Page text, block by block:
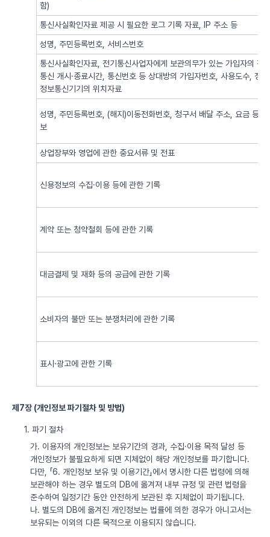
함)
통신사실확인자료 제공 시 필요한 로그 기록 자료, IP 주소 등
성명, 주민등록번호, 서비스번호
통신사실확인자료, 전기통신사업자에게 보관의무가 있는 가입자의 전
통신 개시·종료시간, 통신번호 등 상대방의 가입자번호, 사용도수, 정
정보통신기기의 위치자료
성명, 주민등록번호, (해지)이동전화번호, 청구서 배달 주소, 요금 등
보
상업장부와 영업에 관한 중요서류 및 전표
신용정보의 수집·이용 등에 관한 기록
계약 또는 청약철회 등에 관한 기록
대금결제 및 재화 등의 공급에 관한 기록
소비자의 불만 또는 분쟁처리에 관한 기록
표시·광고에 관한 기록
제7장 (개인정보 파기절차 및 방법)
1. 파기 절차
가. 이용자의 개인정보는 보유기간의 경과, 수집·이용 목적 달성 등
개인정보가 불필요하게 되면 지체없이 해당 개인정보를 파기합니다.
다만, 「6. 개인정보 보유 및 이용기간」에서 명시한 다른 법령에 의해
보관해야 하는 경우 별도의 DB에 옮겨져 내부 규정 및 관련 법령을
준수하여 일정기간 동안 안전하게 보관된 후 지체없이 파기됩니다.
나. 별도의 DB에 옮겨진 개인정보는 법률에 의한 경우가 아니고서는
보유되는 이외의 다른 목적으로 이용되지 않습니다.